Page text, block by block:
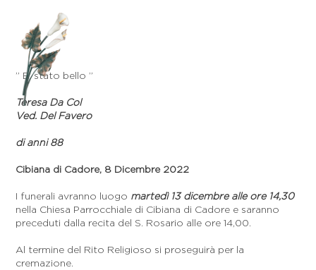
” E’ stato bello ”
Teresa Da Col
Ved. Del Favero
di anni 88
Cibiana di Cadore, 8 Dicembre 2022
I funerali avranno luogo martedì 13 dicembre alle ore 14,30
nella Chiesa Parrocchiale di Cibiana di Cadore e saranno
preceduti dalla recita del S. Rosario alle ore 14,00.
Al termine del Rito Religioso si proseguirà per la
cremazione.